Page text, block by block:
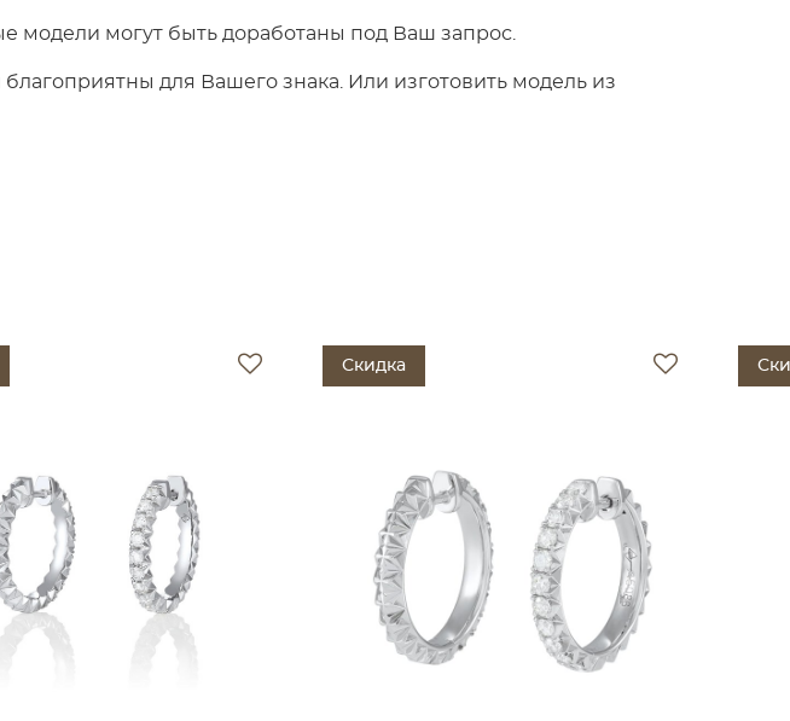
модели могут быть доработаны под Ваш запрос.
для Вашего знака. Или изготовить модель из
Скидка